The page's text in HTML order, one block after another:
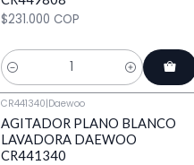
$231.000 COP
Cantidad
CR441340|Daewoo
AGITADOR PLANO BLANCO
LAVADORA DAEWOO
CR441340